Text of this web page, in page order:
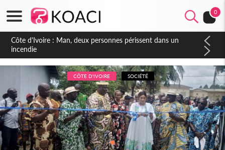
0
Côte d'Ivoire : Séileu, la célébration de la fête nationale
transformée en vaste campagne contre les produits
dépigmentants dangereux
CÔTE D'IVOIRE SOCIÉTÉ